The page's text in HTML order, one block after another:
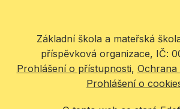
Základní škola a mateřská
příspěvková organizace, IČ:
Prohlášení o přístupnosti Ochrana
Prohlášení o